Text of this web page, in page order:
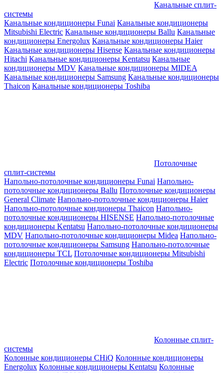
Канальные сплит-
системы
Канальные кондиционеры Funai Канальные кондиционеры
Mitsubishi Electric Канальные кондиционеры Ballu Канальные
кондиционеры Energolux Канальные кондиционеры Haier
Канальные кондиционеры Hisense Канальные кондиционеры
Hitachi Канальные кондиционеры Kentatsu Канальные
кондиционеры MDV Канальные кондиционеры MIDEA
Канальные кондиционеры Samsung Канальные кондиционеры
Thaicon Канальные кондиционеры Toshiba
Потолочные
сплит-системы
Напольно-потолочные кондиционеры Funai Напольно-
потолочные кондиционеры Ballu Потолочные кондиционеры
General Climate Напольно-потолочные кондиционеры Haier
Напольно-потолочные кондионеры Thaicon Напольно-
потолочные кондиционеры HISENSE Напольно-потолочные
кондиционеры Kentatsu Напольно-потолочные кондиционеры
MDV Напольно-потолочные кондиционеры Midea Напольно-
потолочные кондиционеры Samsung Напольно-потолочные
кондиционеры TCL Потолочные кондиционеры Mitsubishi
Electric Потолочные кондиционеры Toshiba
Колонные сплит-
системы
Колонные кондиционеры CHiQ Колонные кондиционеры
Energolux Колонные кондиционеры Kentatsu Колонные